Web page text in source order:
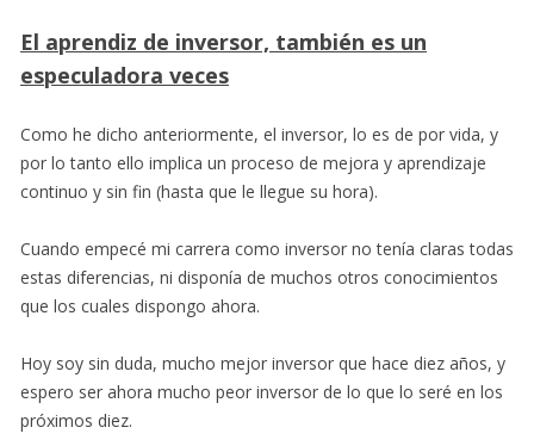
El aprendiz de inversor, también es un
especuladora veces
Como he dicho anteriormente, el inversor, lo es de por vida, y
por lo tanto ello implica un proceso de mejora y aprendizaje
continuo y sin fin (hasta que le llegue su hora).
Cuando empecé mi carrera como inversor no tenía claras todas
estas diferencias, ni disponía de muchos otros conocimientos
que los cuales dispongo ahora.
Hoy soy sin duda, mucho mejor inversor que hace diez años, y
espero ser ahora mucho peor inversor de lo que lo seré en los
próximos diez.